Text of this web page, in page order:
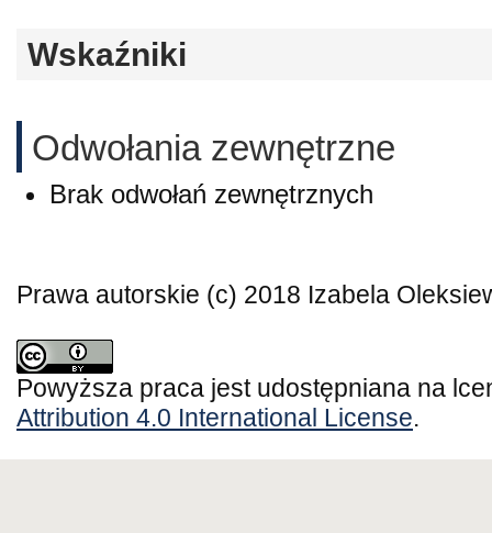
Wskaźniki
Odwołania zewnętrzne
Brak odwołań zewnętrznych
Prawa autorskie (c) 2018 Izabela
Powyższa praca jest udostępniana na
Attribution 4.0 International License.